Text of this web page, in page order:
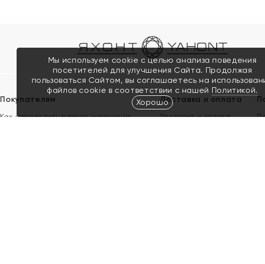
Покупателям
Как определить размер украшения
Доставка и оплата
Доставка и оплата
Мы используем cookie с целью анализа поведения
посетителей для улучшения Сайта. Продолжая
пользоваться Сайтом, вы соглашаетесь на
файлов cookie в соответствии с нашей Политикой.
Хорошо